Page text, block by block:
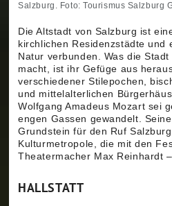
Salzburg. Foto: Tourismus Salzburg
Die Altstadt von Salzburg ist
kirchlichen Residenzstädte und
Natur verbunden. Was die
macht, ist ihr Gefüge aus
verschiedener Stilepochen,
und mittelalterlichen
Wolfgang Amadeus Mozart sei
engen Gassen gewandelt.
Grundstein für den Ruf
Kulturmetropole, die mit den
Theatermacher Max Reinhardt
HALLSTATT